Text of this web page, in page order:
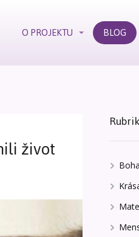
O PROJEKTU BLOG
život